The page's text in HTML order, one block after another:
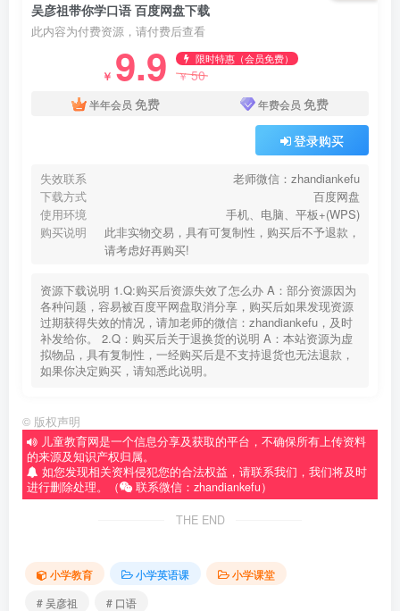
吴彦祖带你学口语 百度网盘下载
此内容为付费资源，请付费后查看
￥ 9.9 限时特惠（会员免费）
￥50
半年会员 免费 年费会员 免费
登录购买
失效联系
老师微信：zhandiankefu
下载方式
百度网盘
使用环境
手机、电脑、平板+(WPS)
购买说明
此非实物交易，具有可复制性，购买后不予退款，
请考虑好再购买!
资源下载说明 1.Q:购买后资源失效了怎么办 A：部分资源因为
各种问题，容易被百度平网盘取消分享，购买后如果发现资源
过期获得失效的情况，请加老师的微信：zhandiankefu，及时
补发给你。 2.Q：购买后关于退换货的说明 A：本站资源为虚
拟物品，具有复制性，一经购买后是不支持退货也无法退款，
如果你决定购买，请知悉此说明。
© 版权声明
儿童教育网是一个信息分享及获取的平台，不确保所有上传资料
的来源及知识产权归属。
如您发现相关资料侵犯您的合法权益，请联系我们，我们将及时
进行删除处理。（
联系微信：zhandiankefu）
THE END
小学教育 小学英语课
小学课堂
# 吴彦祖
# 口语